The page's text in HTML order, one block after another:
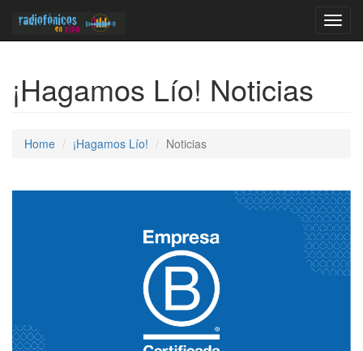
¡Hagamos Lío! Noticias
Home ¡Hagamos Lío! Noticias